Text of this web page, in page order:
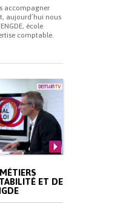
accompagner
aujourd’hui nous
école
comptable.
ET DE